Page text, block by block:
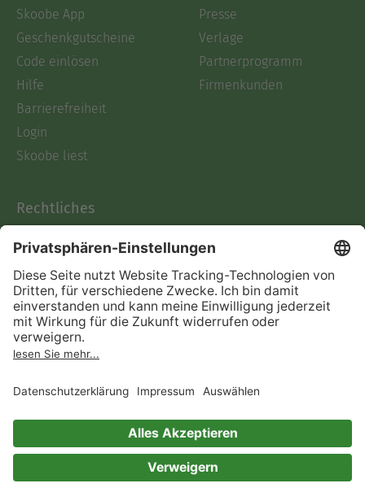
Skoobe App
Geschenkgutscheine
Code einlösen
Hilfe
Barrierefreiheit
Login
Skoobe liest
Presse
Verlage
Partnerprogramm
Firmenkunden
Rechtliches
AGB
Informationen nach Data
Act
Verträge hier kündigen
Impressum
Immer ein gutes Buch